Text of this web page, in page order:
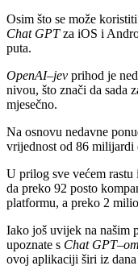
Osim što se može
Chat GPTza iOS i
puta.
OpenAI–jev prihod je
nivou, što znači da sada
mjesečno.
Na osnovu nedavne
vrijednost od 86 milijardi
U prilog sve većem
da preko 92 posto
platformu, a preko 2
Iako još uvijek na našim
upoznate s Chat GPT–om
ovoj aplikaciji širi iz dana